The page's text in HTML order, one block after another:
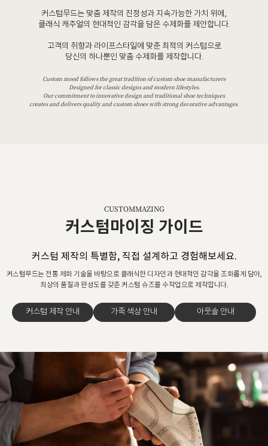
커스텀무드는 맞춤 제작의 진정성과 지속가능한 가치 위에,
클래식 캐주얼의 현대적인 감각을 담은 수제화를 제안합니다.
고객의 취향과 라이프스타일에 맞춘 최적의 커스텀으로
당신의 하나뿐인 맞춤 수제화를 제작합니다.
Custom mood follows the great tradition of custom shoe manufacturers
Designed for classic designs and modern lifestyles.
Our commitment to innovative design and traditional shoe techniques
creates and delivers quality and custom shoes with strong decorative advantages.
CUSTOMMAZING
커스텀마이징 가이드
커스텀 제작의 특별함, 직접 설계하고 경험해보세요.
커스텀무드는 전통 제화 기술을 바탕으로 클래식한 디자인과 현대적인 감각을 조화롭게 담아,
최상의 품질과 완성도를 갖춘 커스텀 슈즈를 수작업으로 제작합니다.
커스텀 제작 안내 가죽 색상 안내 아웃솔 안내